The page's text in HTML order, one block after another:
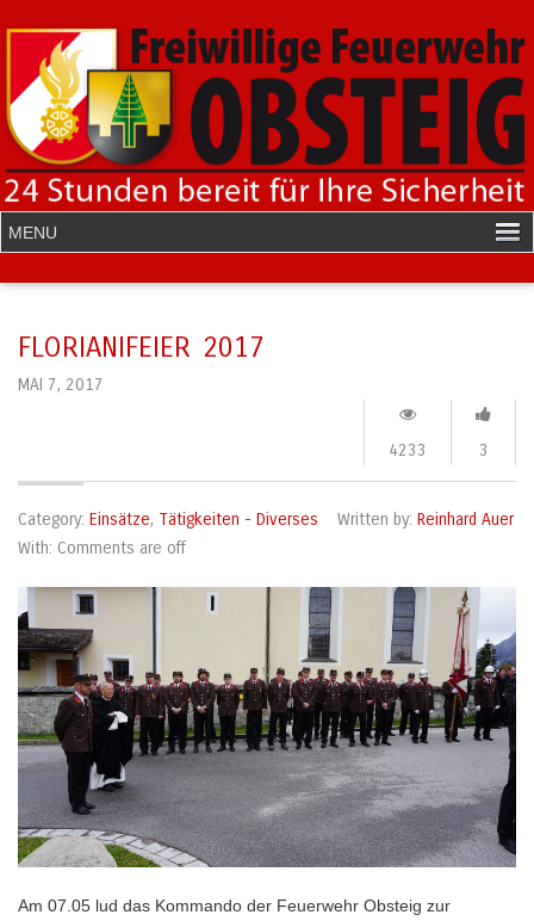
FLORIANIFEIER 2017
MAI 7, 2017
3
4233
Category: Einsätze, Tätigkeiten - Diverses Written by: Reinhard Auer
With: Comments are off
Am 07.05 lud das Kommando der Feuerwehr Obsteig zur